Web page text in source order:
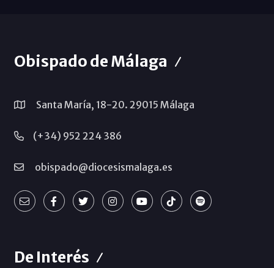
Obispado de Málaga
Santa María, 18-20. 29015 Málaga
(+34) 952 224 386
obispado@diocesismalaga.es
De Interés